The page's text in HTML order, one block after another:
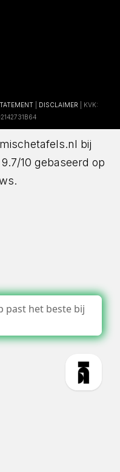
DISCLAIMER | KVK:
bij
10 gebaseerd op
past het beste bij